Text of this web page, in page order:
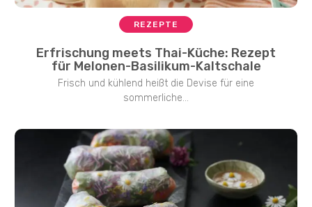
REZEPTE
Erfrischung meets Thai-Küche: Rezept
für Melonen-Basilikum-Kaltschale
Frisch und kühlend heißt die Devise für eine
sommerliche...